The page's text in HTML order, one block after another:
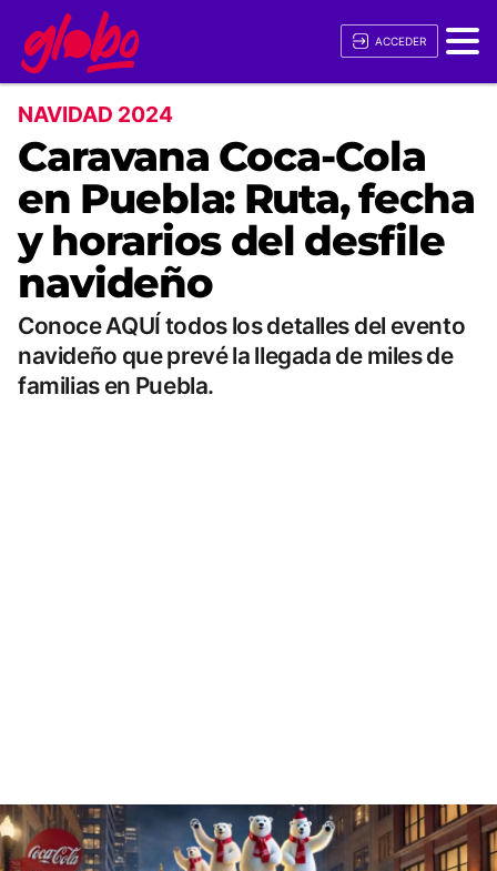
ACCEDER
NAVIDAD 2024
Caravana Coca-Cola
en Puebla: Ruta, fecha
y horarios del desfile
navideño
Conoce AQUÍ todos los detalles del evento
navideño que prevé la llegada de miles de
familias en Puebla.